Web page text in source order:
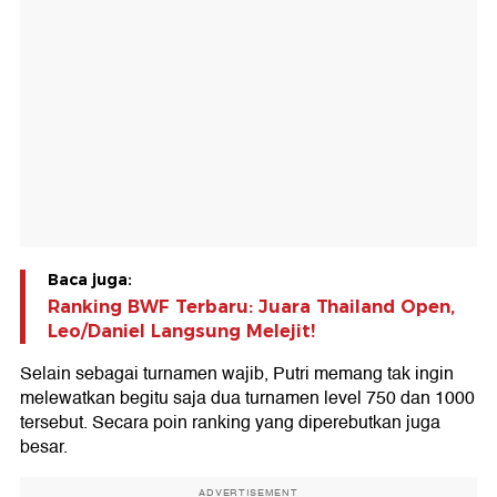
Baca juga:
Ranking BWF Terbaru: Juara Thailand Open,
Leo/Daniel Langsung Melejit!
Selain sebagai turnamen wajib, Putri memang tak ingin
melewatkan begitu saja dua turnamen level 750 dan 1000
tersebut. Secara poin ranking yang diperebutkan juga
besar.
ADVERTISEMENT